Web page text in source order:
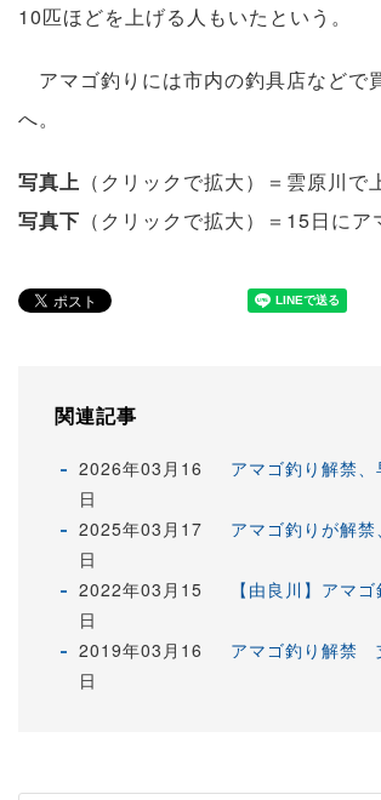
10匹ほどを上げる人もいたという。
アマゴ釣りには市内の釣具店などで
へ。
写真上 （クリックで拡大）＝雲原川
写真下 （クリックで拡大）＝15日に
関連記事
2026年03月16
日
アマゴ釣り解禁
2025年03月17
日
アマゴ釣りが解
2022年03月15
日
【由良川】アマ
2019年03月16
日
アマゴ釣り解禁